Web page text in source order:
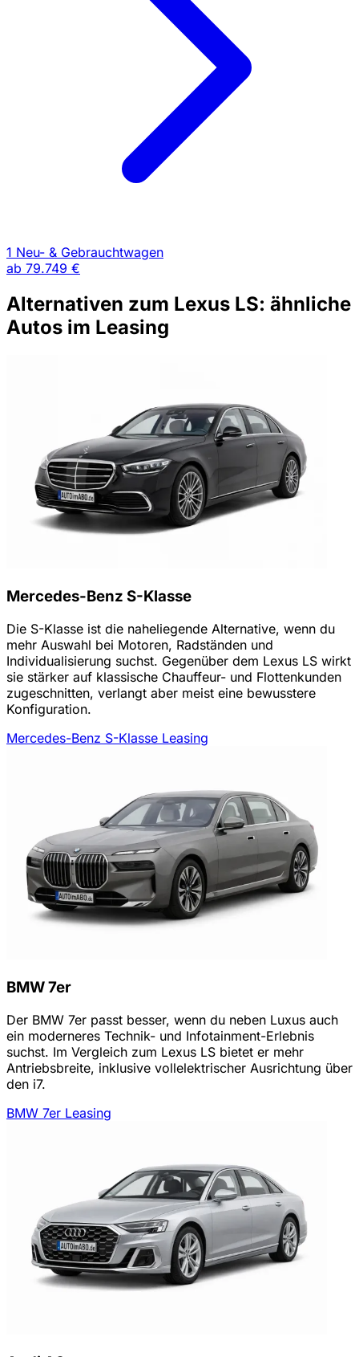
1 Neu- & Gebrauchtwagen
ab 79.749 €
Alternativen zum Lexus LS: ähnliche
Autos im Leasing
Mercedes-Benz S-Klasse
Die S-Klasse ist die naheliegende Alternative, wenn du
mehr Auswahl bei Motoren, Radständen und
Individualisierung suchst. Gegenüber dem Lexus LS wirkt
sie stärker auf klassische Chauffeur- und Flottenkunden
zugeschnitten, verlangt aber meist eine bewusstere
Konfiguration.
Mercedes-Benz S-Klasse Leasing
BMW 7er
Der BMW 7er passt besser, wenn du neben Luxus auch
ein moderneres Technik- und Infotainment-Erlebnis
suchst. Im Vergleich zum Lexus LS bietet er mehr
Antriebsbreite, inklusive vollelektrischer Ausrichtung über
den i7.
BMW 7er Leasing